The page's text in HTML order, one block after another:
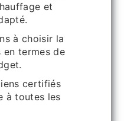
et
à choisir la
en termes de
certifiés
à toutes les